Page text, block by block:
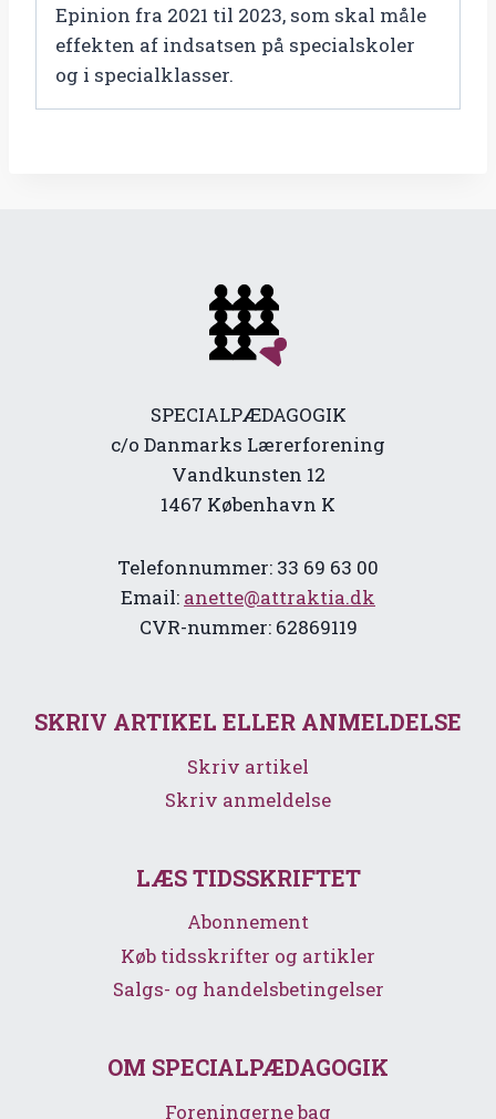
Epinion fra 2021 til 2023, som skal måle
effekten af indsatsen på specialskoler
og i specialklasser.
SPECIALPÆDAGOGIK
c/o Danmarks Lærerforening
Vandkunsten 12
1467 København K
Telefonnummer: 33 69 63 00
Email: anette@attraktia.dk
CVR-nummer: 62869119
SKRIV ARTIKEL ELLER ANMELDELSE
Skriv artikel
Skriv anmeldelse
LÆS TIDSSKRIFTET
Abonnement
Køb tidsskrifter og artikler
Salgs- og handelsbetingelser
OM SPECIALPÆDAGOGIK
Foreningerne bag